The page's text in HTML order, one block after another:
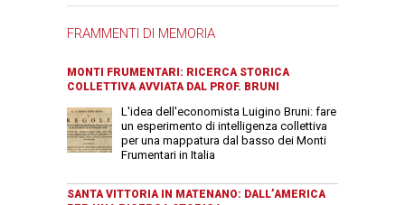
FRAMMENTI DI MEMORIA
MONTI FRUMENTARI: RICERCA STORICA
COLLETTIVA AVVIATA DAL PROF. BRUNI
L'idea dell'economista Luigino Bruni: fare
un esperimento di intelligenza collettiva
per una mappatura dal basso dei Monti
Frumentari in Italia
SANTA VITTORIA IN MATENANO: DALL’AMERICA